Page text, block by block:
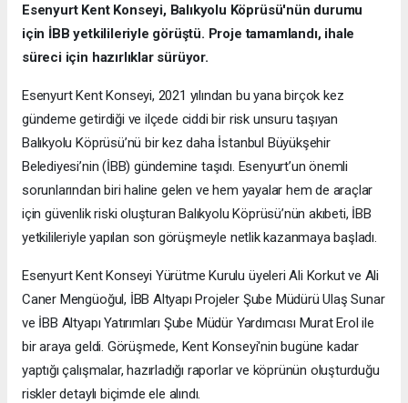
Esenyurt Kent Konseyi, Balıkyolu Köprüsü'nün durumu
için İBB yetkilileriyle görüştü. Proje tamamlandı, ihale
süreci için hazırlıklar sürüyor.
Esenyurt Kent Konseyi, 2021 yılından bu yana birçok kez
gündeme getirdiği ve ilçede ciddi bir risk unsuru taşıyan
Balıkyolu Köprüsü’nü bir kez daha İstanbul Büyükşehir
Belediyesi’nin (İBB) gündemine taşıdı. Esenyurt’un önemli
sorunlarından biri haline gelen ve hem yayalar hem de araçlar
için güvenlik riski oluşturan Balıkyolu Köprüsü’nün akıbeti, İBB
yetkilileriyle yapılan son görüşmeyle netlik kazanmaya başladı.
Esenyurt Kent Konseyi Yürütme Kurulu üyeleri Ali Korkut ve Ali
Caner Mengüoğul, İBB Altyapı Projeler Şube Müdürü Ulaş Sunar
ve İBB Altyapı Yatırımları Şube Müdür Yardımcısı Murat Erol ile
bir araya geldi. Görüşmede, Kent Konseyi'nin bugüne kadar
yaptığı çalışmalar, hazırladığı raporlar ve köprünün oluşturduğu
riskler detaylı biçimde ele alındı.